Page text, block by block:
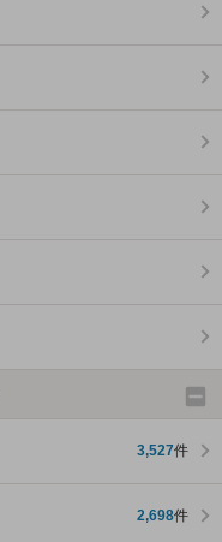
3,527件
2,698件